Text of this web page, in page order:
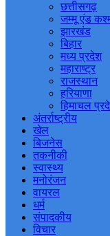
छत्तीसगढ़
जम्मू एंड
झारखंड
बिहार
मध्य प्रदेश
महाराष्ट्र
राजस्थान
हरियाणा
हिमाचल
अंतर्राष्ट्रीय
खेल
बिजनेस
तकनीकी
स्वास्थ्य
मनोरंजन
वायरल
धर्म
संपादकीय
विचार